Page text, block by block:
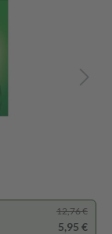
12,76 €
5,95 €